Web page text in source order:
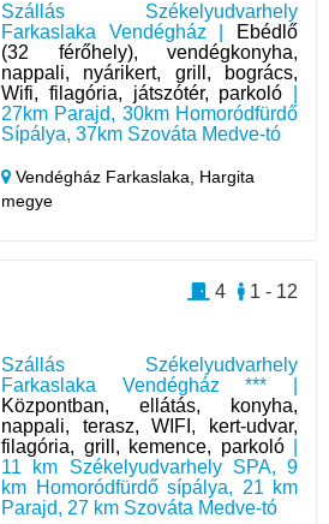
Szállás Székelyudvarhely
Farkaslaka Vendégház |
Ebédlő
(32 férőhely), vendégkonyha,
nappali, nyárikert, grill, bogrács,
Wifi, filagória, játszótér, parkoló
27km Parajd, 30km Homoródfürdő
Sípálya, 37km Szováta Medve-tó
Vendégház Farkaslaka, Hargita
megye
Szállás Székelyudvarhely
Farkaslaka Vendégház *** |
Központban, ellátás, konyha,
nappali, terasz, WIFI, kert-udvar,
filagória, grill, kemence, parkoló|
11 km Székelyudvarhely SPA, 9
km Homoródfürdő sípálya, 21 km
Parajd, 27 km Szováta Medve-tó
1 - 12
4